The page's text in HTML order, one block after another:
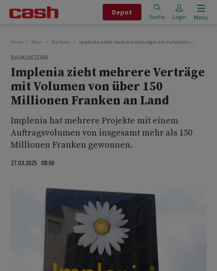
Depot
Suche Login Menu
Home News Top News Implenia zieht mehrere Verträge mit Volumen von über
BAUKONZERN
Implenia zieht mehrere Verträge
mit Volumen von über 150
Millionen Franken an Land
Implenia hat mehrere Projekte mit einem
Auftragsvolumen von insgesamt mehr als 150
Millionen Franken gewonnen.
27.03.2025 08:00